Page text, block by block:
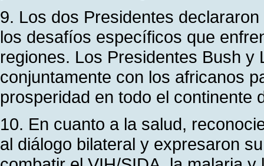
9. Los dos Presidentes
los desafíos específicos que
regiones. Los Presidentes Bush
conjuntamente con los africanos
prosperidad en todo el continente
10. En cuanto a la salud,
al diálogo bilateral y expresaron